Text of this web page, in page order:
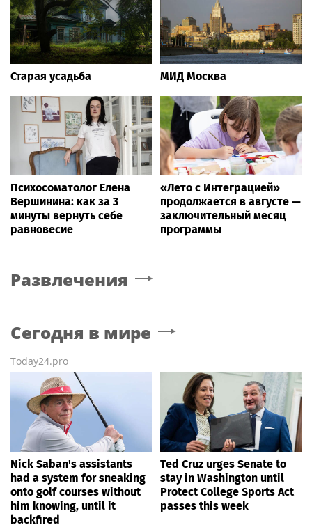
Старая усадьба МИД Москва
Психосоматолог Елена
Вершинина: как за 3
минуты вернуть себе
равновесие
«Лето с Интеграцией»
продолжается в августе —
заключительный месяц
программы
Развлечения
Сегодня в мире
Today24.pro
Nick Saban's assistants
had a system for sneaking
onto golf courses without
him knowing, until it
backfired
Ted Cruz urges Senate to
stay in Washington until
Protect College Sports Act
passes this week